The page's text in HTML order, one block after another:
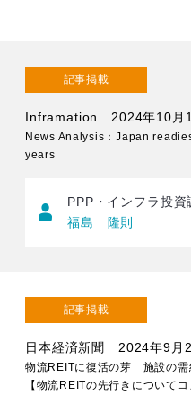
記事掲載
Inframation 2024年10月
News Analysis：Japan
years
PPP・インフラ投資
福島 隆則
記事掲載
日本経済新聞 2024年9月
物流REITに復活の芽 施設の需
【物流REITの先行きについてコ